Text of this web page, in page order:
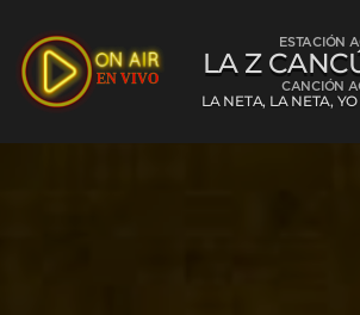
ESTACIÓN
LA Z
CANCIÓN
LA NETA, LA NETA,